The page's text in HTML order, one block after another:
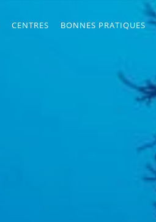
CENTRES BONNES PRATIQUES